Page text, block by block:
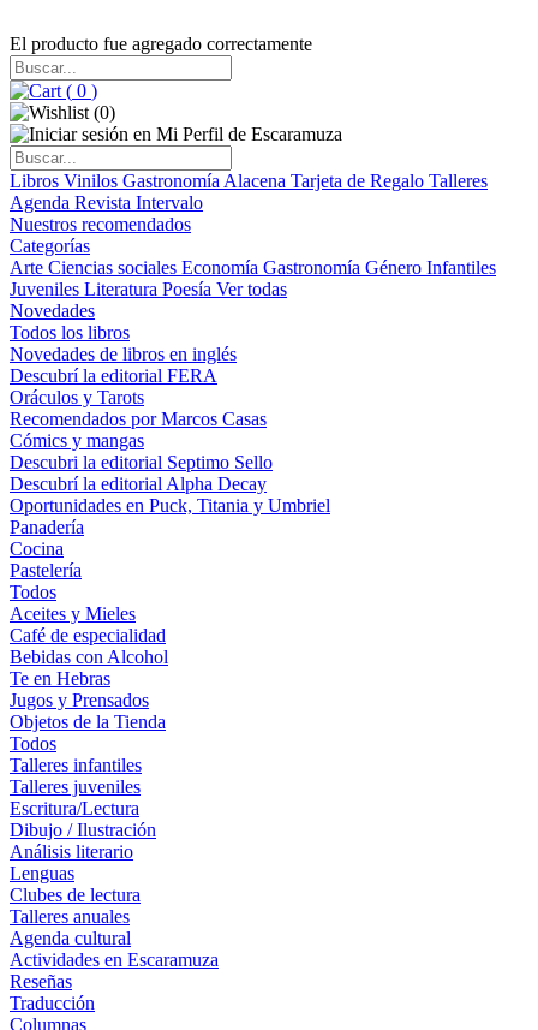
El producto fue agregado correctamente
( 0 )
(0)
Libros Vinilos Gastronomía Alacena Tarjeta de Regalo Talleres
Agenda Revista Intervalo
Nuestros recomendados
Categorías
Arte Ciencias sociales Economía Gastronomía Género Infantiles
Juveniles Literatura Poesía Ver todas
Novedades
Todos los libros
Novedades de libros en inglés
Descubrí la editorial FERA
Oráculos y Tarots
Recomendados por Marcos Casas
Cómics y mangas
Descubri la editorial Septimo Sello
Descubrí la editorial Alpha Decay
Oportunidades en Puck, Titania y Umbriel
Panadería
Cocina
Pastelería
Todos
Aceites y Mieles
Café de especialidad
Bebidas con Alcohol
Te en Hebras
Jugos y Prensados
Objetos de la Tienda
Todos
Talleres infantiles
Talleres juveniles
Escritura/Lectura
Dibujo / Ilustración
Análisis literario
Lenguas
Clubes de lectura
Talleres anuales
Agenda cultural
Actividades en Escaramuza
Reseñas
Traducción
Columnas